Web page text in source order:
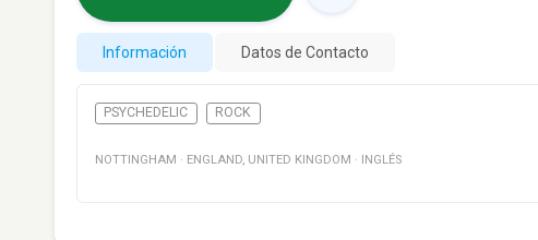
Información Datos de Contacto
PSYCHEDELIC ROCK
NOTTINGHAM · ENGLAND, UNITED KINGDOM · INGLÉS